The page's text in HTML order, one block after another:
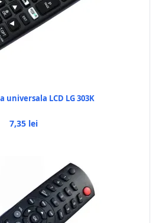
universala LCD LG 303K
7,35 lei